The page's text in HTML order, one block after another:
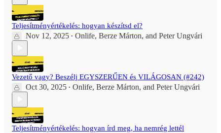
Teljesítményértékelés: hogyan készítsd el?
Nov 12, 2025 • Onlife, Berze Márton, and Peter Ungvári
Vezető vagy? Beszélj EGYSZERŰEN és VILÁGOSAN (#242)
Oct 30, 2025 • Onlife, Berze Márton, and Peter Ungvári
Teljesítményértékelés: hogyan írd meg, ha nemrég lettél